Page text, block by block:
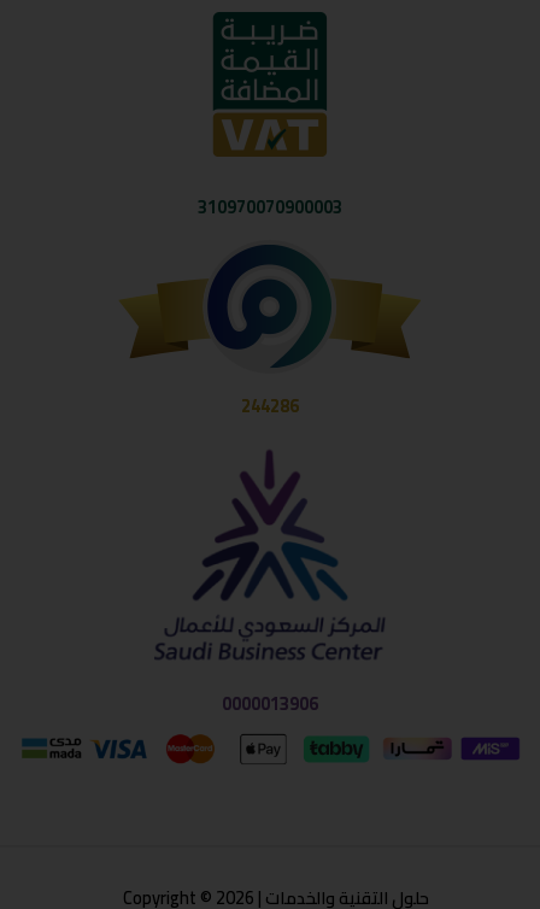
310970070900003
244286
0000013906
حلول التقنية والخدمات | Copyright © 2026